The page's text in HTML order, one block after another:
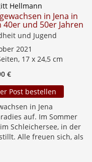
Hellmann
in Jena in
40er und 50er Jahren
und Jugend
2021
17 x 24,5 cm
€
Post bestellen
in Jena
auf. Im Sommer
Schleichersee, in der
Alle freuen sich, als